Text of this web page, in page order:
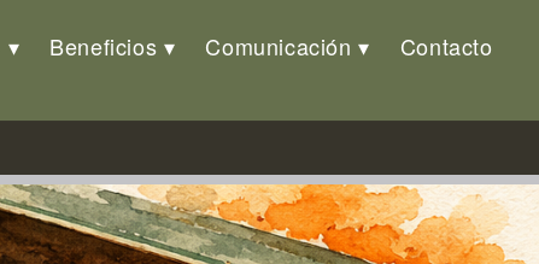
Beneficios Comunicación Contacto